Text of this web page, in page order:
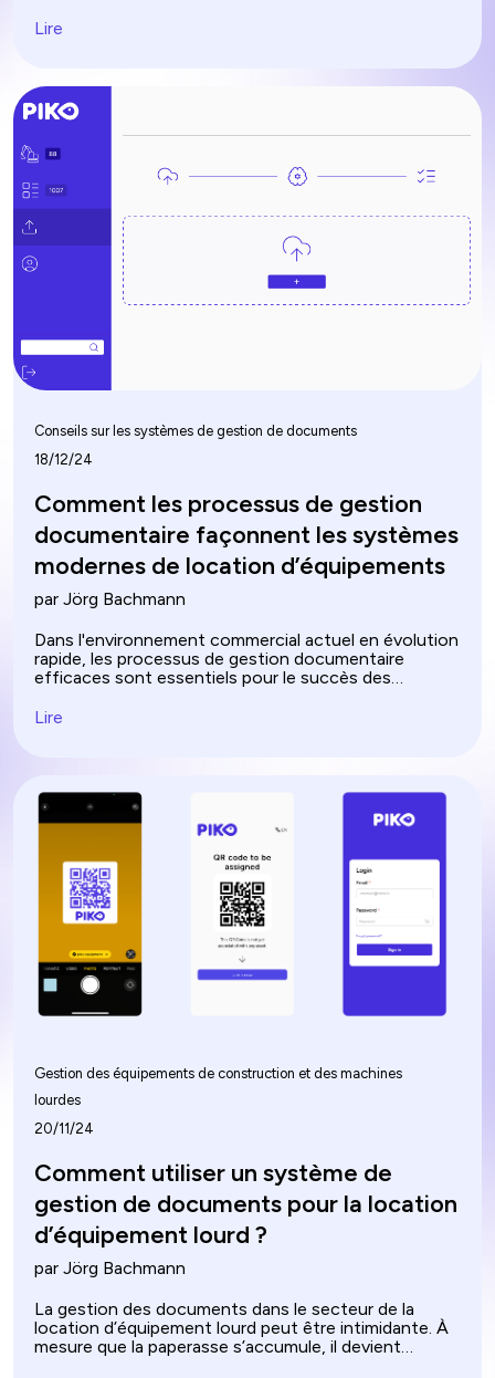
l'efficacité. En comprenant les différentes étapes du
améliorer leurs processus documentaires tout en
réduisant le risque de perte de documents. Cet
article explore l'importance du DLM, les étapes
impliquées et comment les logiciels peuvent
améliorer le processus de gestion.
Lire
Conseils sur les systèmes de gestion de documents
18/12/24
Comment les processus de gestion
documentaire façonnent les systèmes
modernes de location d’équipements
par Jörg Bachmann
Dans l'environnement commercial actuel en évolution
rapide, les processus de gestion documentaire
efficaces sont essentiels pour le succès des
systèmes, qui gèrent tout, de la gestion des stocks
stratégie de gestion documentaire solide, les
entreprises de location peuvent rationaliser leurs flux
de travail, améliorer la conformité et augmenter la
clés des processus de gestion documentaire et leur
impact profond sur l'industrie de la location
d'équipements.
Lire
Gestion des équipements de construction et des machines
lourdes
20/11/24
Comment utiliser un système de
gestion de documents pour la location
d’équipement lourd ?
par Jörg Bachmann
La gestion des documents dans le secteur de la
location d’équipement lourd peut être intimidante. À
mesure que la paperasse s’accumule, il devient